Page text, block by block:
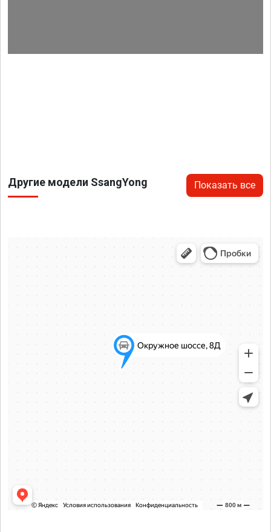
Другие модели SsangYong Показать все